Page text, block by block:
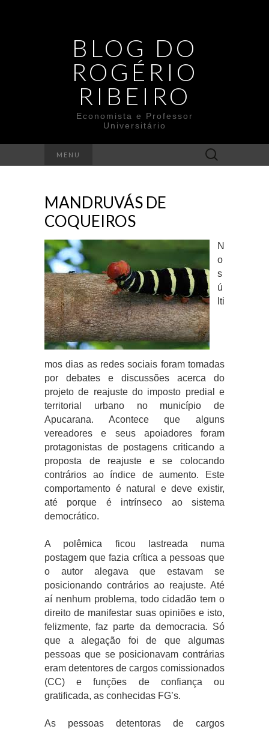
BLOG DO
ROGÉRIO
RIBEIRO
Economista e Professor
Universitário
MENU
Search
for:
MANDRUVÁS DE
COQUEIROS
N
o
s
ú
lti
mos dias as redes sociais foram tomadas
por debates e discussões acerca do
projeto de reajuste do imposto predial e
territorial urbano no município de
Apucarana. Acontece que alguns
vereadores e seus apoiadores foram
protagonistas de postagens criticando a
proposta de reajuste e se colocando
contrários ao índice de aumento. Este
comportamento é natural e deve existir,
até porque é intrínseco ao sistema
democrático.
A polêmica ficou lastreada numa
postagem que fazia crítica a pessoas que
o autor alegava que estavam se
posicionando contrários ao reajuste. Até
aí nenhum problema, todo cidadão tem o
direito de manifestar suas opiniões e isto,
felizmente, faz parte da democracia. Só
que a alegação foi de que algumas
pessoas que se posicionavam contrárias
eram detentores de cargos comissionados
(CC) e funções de confiança ou
gratificada, as conhecidas FG’s.
As pessoas detentoras de cargos